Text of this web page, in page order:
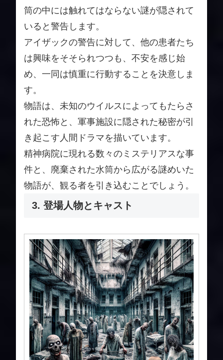
筒の中には触れてはならない謎が隠されて
いると警告します。
アイザックの警告に対して、他の患者たち
は興味をそそられつつも、不安を感じ始
め、一同は慎重に行動することを決意しま
す。
物語は、未知のウイルスによってもたらさ
れた恐怖と、軍事施設に隠された秘密が引
き起こす人間ドラマを描いています。
精神病院に現れる数々のミステリアスな事
件と、廃棄された水筒から広がる謎めいた
物語が、観る者を引き込むことでしょう。
3. 登場人物とキャスト